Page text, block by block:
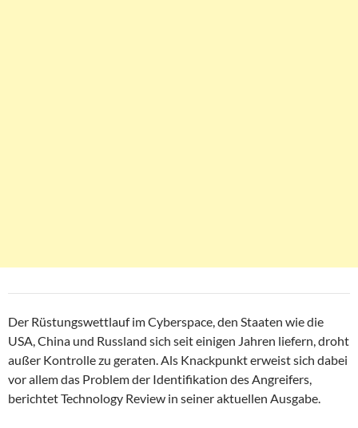
Der Rüstungswettlauf im Cyberspace, den Staaten wie die
USA, China und Russland sich seit einigen Jahren liefern, droht
außer Kontrolle zu geraten. Als Knackpunkt erweist sich dabei
vor allem das Problem der Identifikation des Angreifers,
berichtet Technology Review in seiner aktuellen Ausgabe.